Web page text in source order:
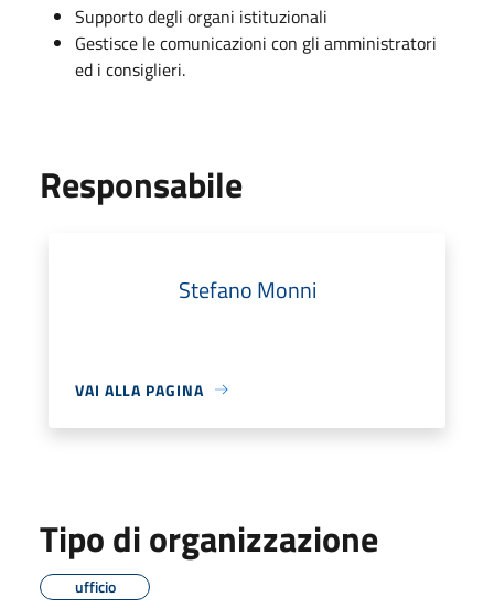
Supporto degli organi istituzionali
Gestisce le comunicazioni con gli amministratori
ed i consiglieri.
Responsabile
Stefano Monni
VAI ALLA PAGINA
Tipo di organizzazione
ufficio